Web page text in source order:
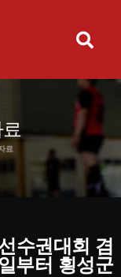
료
수권대회 겸
부터 횡성군